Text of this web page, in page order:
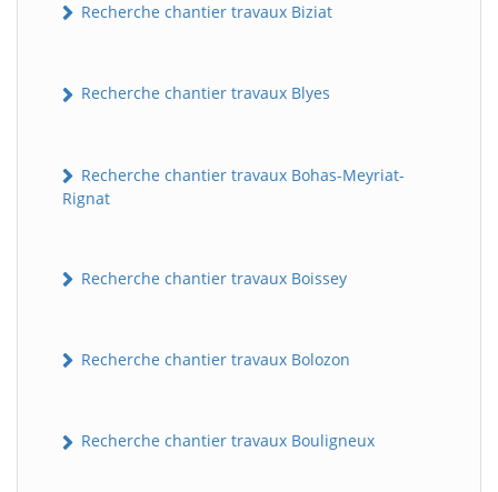
Recherche chantier travaux Biziat
Recherche chantier travaux Blyes
Recherche chantier travaux Bohas-Meyriat-
Rignat
Recherche chantier travaux Boissey
Recherche chantier travaux Bolozon
Recherche chantier travaux Bouligneux